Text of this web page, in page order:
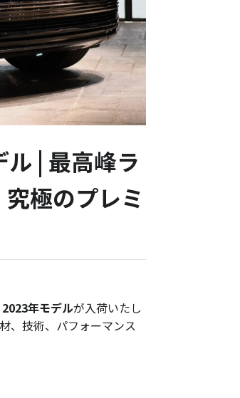
| 最高峰ラ
極のプレミ
年モデルが入荷いたし
、技術、パフォーマンス